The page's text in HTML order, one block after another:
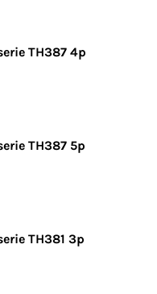
TH387 4p
TH387 5p
TH381 3p